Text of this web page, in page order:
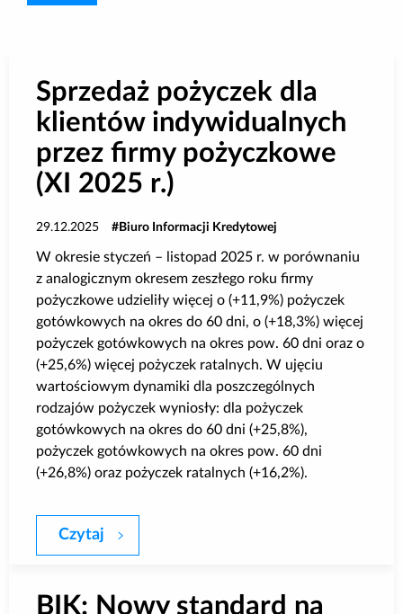
Kontakt
Logowanie
Załóż konto
Sprzedaż pożyczek dla
klientów indywidualnych
przez firmy pożyczkowe
(XI 2025 r.)
29.12.2025 Biuro Informacji Kredytowej
W okresie styczeń – listopad 2025 r. w porównaniu
z analogicznym okresem zeszłego roku firmy
pożyczkowe udzieliły więcej o (+11,9%) pożyczek
gotówkowych na okres do 60 dni, o (+18,3%) więcej
pożyczek gotówkowych na okres pow. 60 dni oraz o
(+25,6%) więcej pożyczek ratalnych. W ujęciu
wartościowym dynamiki dla poszczególnych
rodzajów pożyczek wyniosły: dla pożyczek
gotówkowych na okres do 60 dni (+25,8%),
pożyczek gotówkowych na okres pow. 60 dni
(+26,8%) oraz pożyczek ratalnych (+16,2%).
Czytaj Sprzedaż pożyczek dla klientów
BIK: Nowy standard na